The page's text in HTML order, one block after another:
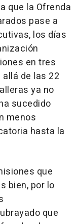
que la Ofrenda
pase a
los días
en tres
de las 22
ya no
sucedido
menos
hasta la
que
bien, por lo
que